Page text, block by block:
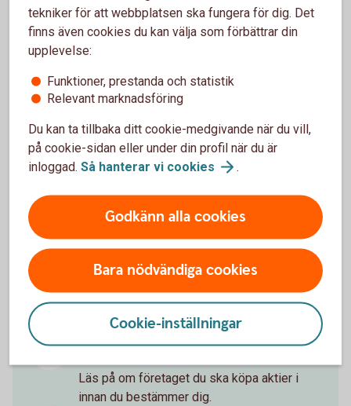
Nybörjare? Lär dig mer med vår aktieskola!
Vad är aktier?
Hur fungerar aktier?
aktier?
att handla.
Våraktieskola
Aktiehandel – våra 5 bästa tips
Förstå vad du köper
Läs på om företaget du ska köpa aktier i
innan du bestämmer dig.
tekniker för att webbplatsen ska fungera för dig. Det
finns även cookies du kan välja som förbättrar din
upplevelse:
Funktioner, prestanda och statistik
Relevant marknadsföring
Du kan ta tillbaka ditt cookie-medgivande när du vill,
på cookie-sidan eller under din profil när du är
inloggad. Så hanterar vi cookies .
Godkänn alla cookies
Bara nödvändiga cookies
Cookie-inställningar